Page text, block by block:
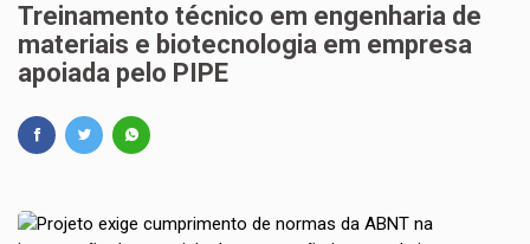
Treinamento técnico em engenharia de
materiais e biotecnologia em empresa
apoiada pelo PIPE